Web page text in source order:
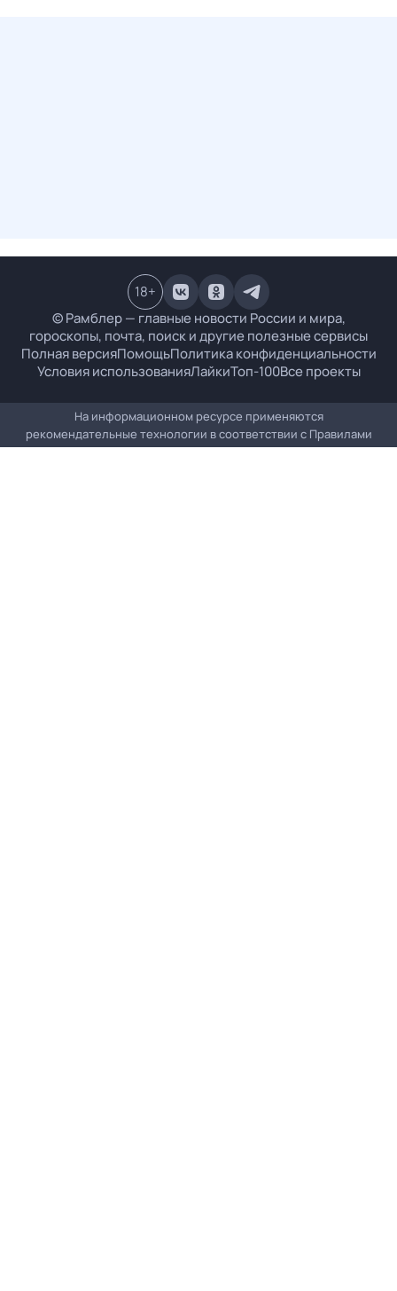
© Рамблер — главные новости России и мира,
гороскопы, почта, поиск и другие полезные сервисы
Полная версияПомощьПолитика конфиденциальности
Условия использованияЛайкиТоп-100Все проекты
18+
На информационном ресурсе применяются
рекомендательные технологии в соответствии с Правилами